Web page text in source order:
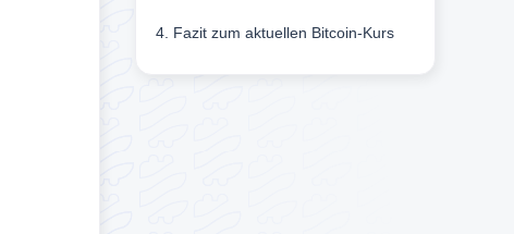
4. Fazit zum aktuellen Bitcoin-Kurs